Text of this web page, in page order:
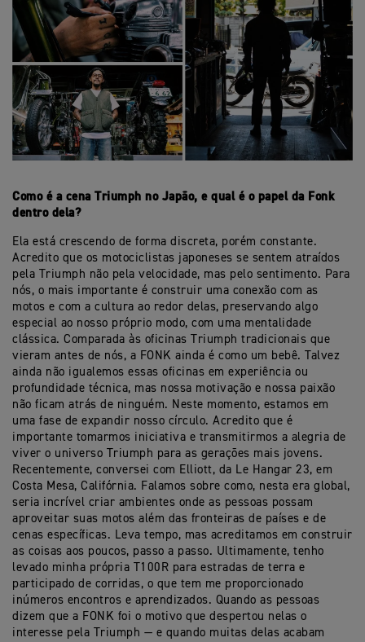
Como é a cena Triumph no Japão, e qual é o papel da Fonk
dentro dela?
Ela está crescendo de forma discreta, porém constante.
Acredito que os motociclistas japoneses se sentem atraídos
pela Triumph não pela velocidade, mas pelo sentimento. Para
nós, o mais importante é construir uma conexão com as
motos e com a cultura ao redor delas, preservando algo
especial ao nosso próprio modo, com uma mentalidade
clássica. Comparada às oficinas Triumph tradicionais que
vieram antes de nós, a FONK ainda é como um bebê. Talvez
ainda não igualemos essas oficinas em experiência ou
profundidade técnica, mas nossa motivação e nossa paixão
não ficam atrás de ninguém. Neste momento, estamos em
uma fase de expandir nosso círculo. Acredito que é
importante tomarmos iniciativa e transmitirmos a alegria de
viver o universo Triumph para as gerações mais jovens.
Recentemente, conversei com Elliott, da Le Hangar 23, em
Costa Mesa, Califórnia. Falamos sobre como, nesta era global,
seria incrível criar ambientes onde as pessoas possam
aproveitar suas motos além das fronteiras de países e de
cenas específicas. Leva tempo, mas acreditamos em construir
as coisas aos poucos, passo a passo. Ultimamente, tenho
levado minha própria T100R para estradas de terra e
participado de corridas, o que tem me proporcionado
inúmeros encontros e aprendizados. Quando as pessoas
dizem que a FONK foi o motivo que despertou nelas o
interesse pela Triumph — e quando muitas delas acabam